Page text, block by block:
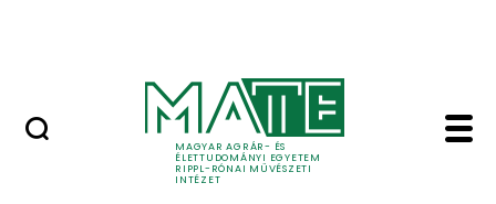
MAGYAR AGRÁR- ÉS
ÉLETTUDOMÁNYI EGYETEM
RIPPL-RÓNAI MŰVÉSZETI
INTÉZET
Tekintetünk -
Tekintetünk